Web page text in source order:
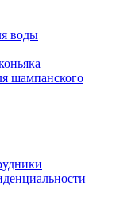
воды
шампанского